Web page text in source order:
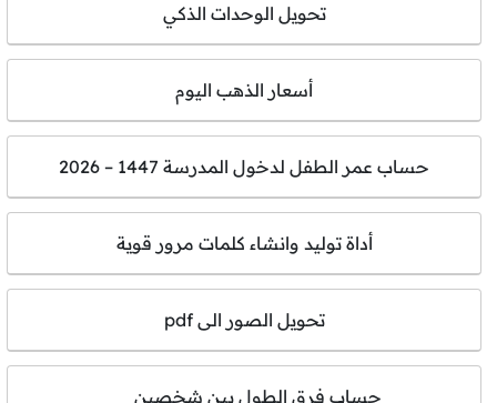
تحويل الوحدات الذكي
أسعار الذهب اليوم
حساب عمر الطفل لدخول المدرسة 1447 – 2026
أداة توليد وانشاء كلمات مرور قوية
تحويل الصور الى pdf
حساب فرق الطول بين شخصين